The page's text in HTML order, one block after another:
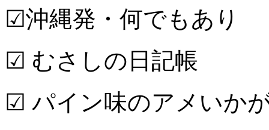
☑沖縄発・何でもあり
☑ むさしの日記帳
☑ パイン味のアメいか